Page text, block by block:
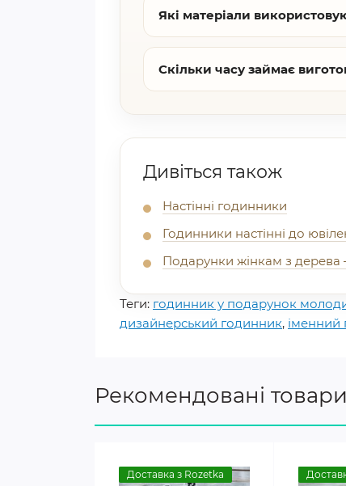
Які матеріали
Скільки часу займає
Дивіться також
Настінні годинники
Годинники настінні до
Подарунки жінкам з дерева
Теги: годинник у подарунок
дизайнерський годинник, іменний
Рекомендовані товари
Доставка з Rozetka